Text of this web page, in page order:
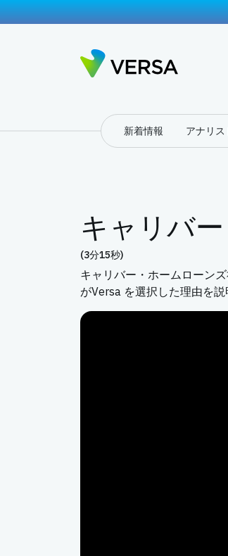
新着情報 アナリス
キャリバ
(3分15秒)
キャリバー・ホームローン
がVersa を選択した理由を説